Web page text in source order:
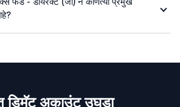
डिमॅट अकाउंट उघडा